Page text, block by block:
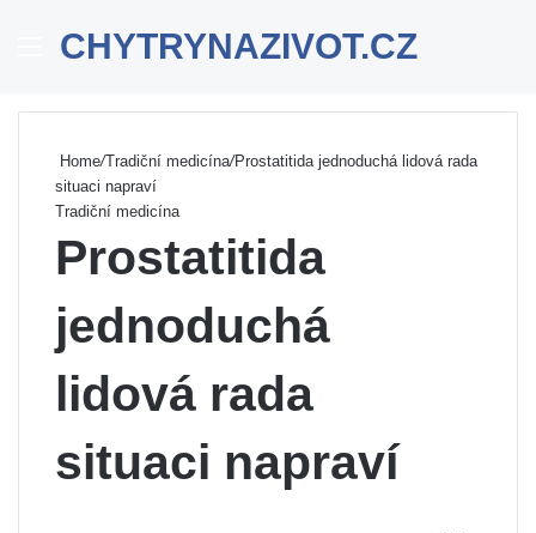
Menu
CHYTRYNAZIVOT.CZ
Home/Tradiční medicína/Prostatitida jednoduchá lidová rada
situaci napraví
Tradiční medicína
Prostatitida
jednoduchá
lidová rada
situaci napraví